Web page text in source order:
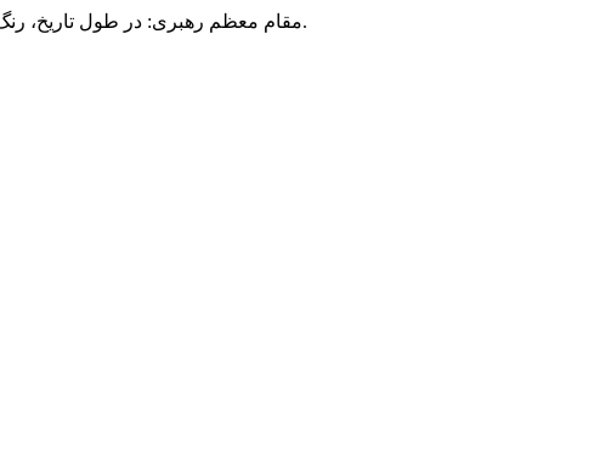
مقام معظم رهبری: در طول تاریخ، رنگ های گوناگون بر سیاست این کشور پهناور سایه افکند؛ اما رنگ ثابت مردم گیلان، رنگ ایمان بود.